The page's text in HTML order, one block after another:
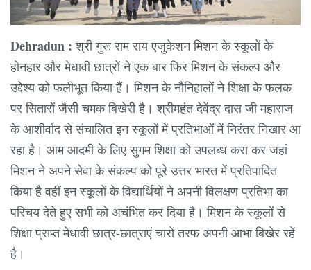
Dehradun :श्री गुरू राम राय एजुकेशन मिशन के स्कूलों के
होनहार और मेधावी छात्रों ने एक बार फिर मिशन के संकल्प और
उद्देश्य को फलीभूत किया हैं। मिशन के नौनिहालों ने शिक्षा के फलक
पर सितारों जैसी चमक बिखेरी है। श्रीमहंत देवेंद्र दास जी महाराज
के आशीर्वाद से संचालित इन स्कूलों में प्रतिभाओं में निरंतर निखार आ
रहा है। आम आदमी के लिए सुगम शिक्षा को उपलब्ध करा कर जहां
मिशन ने अपने सेवा के संकल्प को पूरे उत्तर भारत में प्रतिपादित
किया है वहीं इन स्कूलों के विद्यार्थियों ने अपनी विलक्षण प्रतिभा का
परिचय देते हुए सभी को अचंभित कर दिया है। मिशन के स्कूलों से
शिक्षा प्राप्त मेधावी छात्र-छात्राएं चारों तरफ अपनी आभा बिखेर रहें
है।